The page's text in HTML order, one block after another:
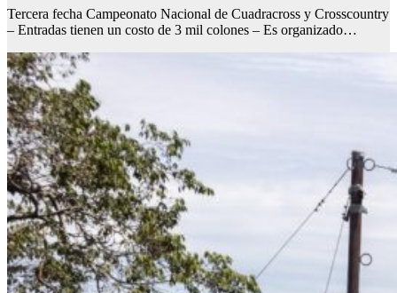
Tercera fecha Campeonato Nacional de Cuadracross y Crosscountry
– Entradas tienen un costo de 3 mil colones – Es organizado…